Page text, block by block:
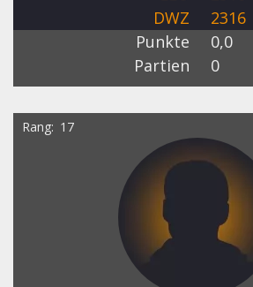
DWZ
2316
Punkte
0,0
Partien
0
Rang 17